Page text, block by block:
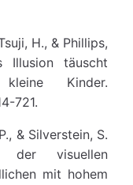
H., & Phillips,
Illusion täuscht
Kinder.
721.
& Silverstein, S.
visuellen
mit hohem